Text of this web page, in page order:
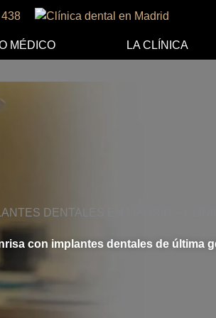
MÉDICO LA CLÍNICA
DENTALES EN MADRID –
con implantes dentales de última